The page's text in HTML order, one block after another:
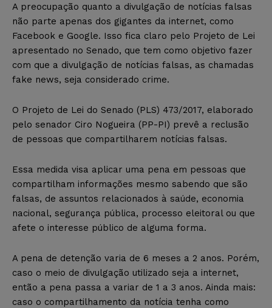
A preocupação quanto a divulgação de notícias falsas
não parte apenas dos gigantes da internet, como
Facebook e Google. Isso fica claro pelo Projeto de Lei
apresentado no Senado, que tem como objetivo fazer
com que a divulgação de notícias falsas, as chamadas
fake news, seja considerado crime.
O Projeto de Lei do Senado (PLS) 473/2017, elaborado
pelo senador Ciro Nogueira (PP-PI) prevê a reclusão
de pessoas que compartilharem notícias falsas.
Essa medida visa aplicar uma pena em pessoas que
compartilham informações mesmo sabendo que são
falsas, de assuntos relacionados à saúde, economia
nacional, segurança pública, processo eleitoral ou que
afete o interesse público de alguma forma.
A pena de detenção varia de 6 meses a 2 anos. Porém,
caso o meio de divulgação utilizado seja a internet,
então a pena passa a variar de 1 a 3 anos. Ainda mais:
caso o compartilhamento da notícia tenha como